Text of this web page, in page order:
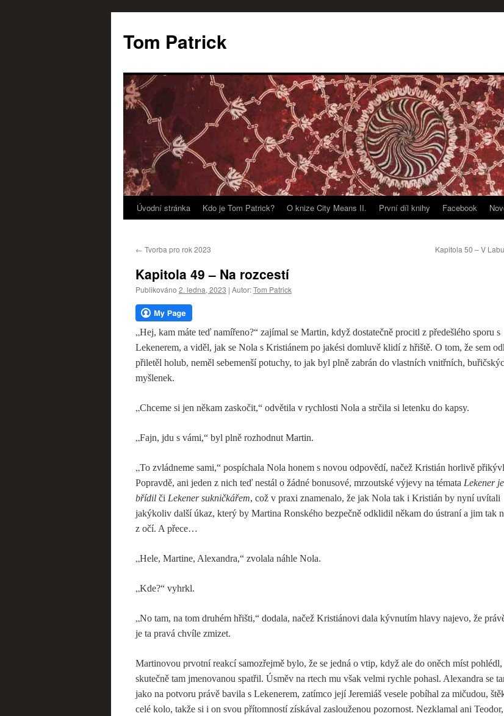
Tom Patrick
Přejít
obsahu
webu
Úvodní stránka Kdo je Tom Patrick? O knize City Means II. První díl knihy Facebook
← Tvorba pro rok 2023 Kapitola 50 – V
Kapitola 49 – Na rozcestí
Publikováno 2. ledna, 2023 | Autor:Tom Patrick
„Hej, kam máte teď namířeno?“ zajímal se Martin, když dostatečně procitl z předešlého sporu s
Lekenerem, a viděl, jak se Nola s Kristiánem po jakési domluvě klidí z hřiště. O tom, že sem
přiletěl holub, neměl sebemenší potuchy, to jak byl plně zabrán do vlastních vnitřních,
myšlenek.
„Chceme si jen někam zaskočit,“ odvětila v rychlosti Nola a strčila si letenku do kapsy.
„Fajn, jdu s vámi,“ byl plně rozhodnut Martin.
„To zvládneme sami,“ pospíchala Nola honem s novou odpovědí, načež Kristián horlivě
Popravdě, ani jeden z nich teď nestál o žádné bonusové, mrzoutské výjevy na témata Lekener je
břídil či Lekener sukničkářem, což v praxi znamenalo, že jak Nola tak i Kristián by nyní uvítali
jakýkoliv další úkaz, který by Martina Ronského bezpečně odklidil někam do ústraní a jim tak
z očí. A přece…
„Hele, Martine, Alexandra,“ zvolala náhle Nola.
„Kde?“ vyhrkl.
„No tam, na tom druhém hřišti,“ dodala, načež Kristiánovi dala kývnutím hlavy najevo, že
je ta pravá chvíle zmizet.
Martinovou prvotní reakcí samozřejmě bylo, že se jedná o vtip, když ale do oněch míst pohlédl,
skutečně tam jmenovanou spatřil. Úsměv na rtech mu však velmi rychle pohasl. Alexandra se
jako na potvoru právě bavila s Lekenerem, zatímco její Jeremiáš vesele pobíhal za mičudou,
celé kolo, takže si i on svou přítomností získával zaslouženou pozornost. Nezklamal ani